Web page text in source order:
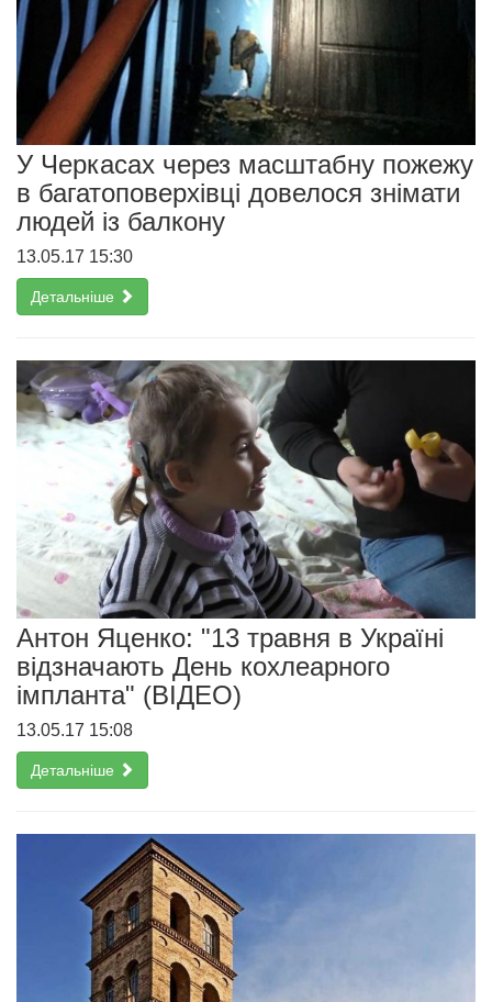
У Черкасах через масштабну пожежу
в багатоповерхівці довелося знімати
людей із балкону
13.05.17 15:30
Детальніше
Антон Яценко: "13 травня в Україні
відзначають День кохлеарного
імпланта" (ВІДЕО)
13.05.17 15:08
Детальніше